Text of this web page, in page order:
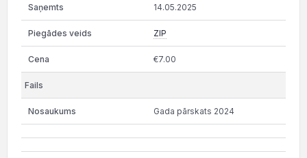
14.05.2025
ZIP
€7.00
Gada pārskats 2024